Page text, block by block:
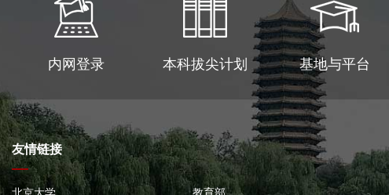
内网登录 本科拔尖计划 基地与平台
友情链接